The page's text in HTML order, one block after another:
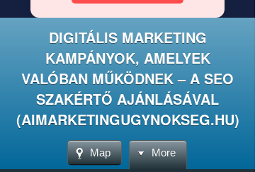
DIGITÁLIS MARKETING
KAMPÁNYOK, AMELYEK
VALÓBAN MŰKÖDNEK – A SEO
SZAKÉRTŐ AJÁNLÁSÁVAL
(AIMARKETINGUGYNOKSEG.HU)
Map More